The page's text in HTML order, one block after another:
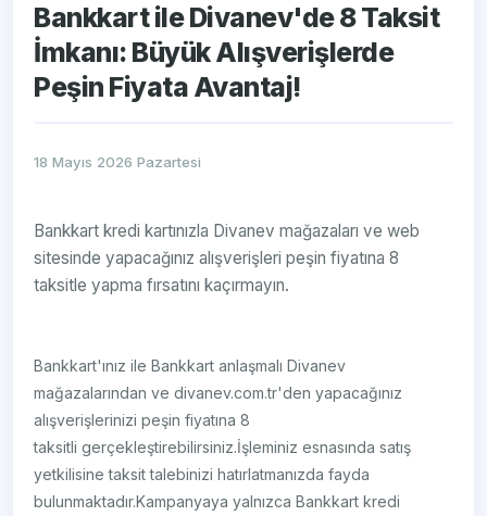
Bankkart ile Divanev'de 8 Taksit
İmkanı: Büyük Alışverişlerde
Peşin Fiyata Avantaj!
18 Mayıs 2026 Pazartesi
Bankkart kredi kartınızla Divanev mağazaları ve web
sitesinde yapacağınız alışverişleri peşin fiyatına 8
taksitle yapma fırsatını kaçırmayın.
Bankkart'ınız ile Bankkart anlaşmalı Divanev
mağazalarından ve divanev.com.tr'den yapacağınız
alışverişlerinizi peşin fiyatına 8
taksitli gerçekleştirebilirsiniz.İşleminiz esnasında satış
yetkilisine taksit talebinizi hatırlatmanızda fayda
bulunmaktadır.Kampanyaya yalnızca Bankkart kredi